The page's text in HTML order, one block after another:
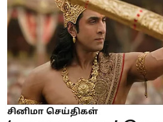
சினிமா செய்திகள்